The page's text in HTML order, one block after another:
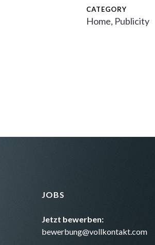
CATEGORY
Home, Publicity
JOBS
Jetzt bewerben:
bewerbung@vollkontakt.com